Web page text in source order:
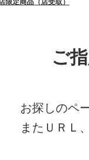
限定商品（店受取）
ご
お探しのペ
またＵＲＬ